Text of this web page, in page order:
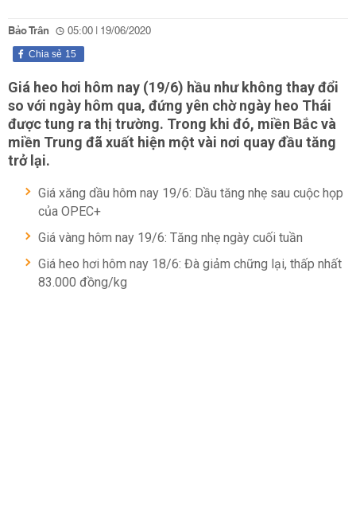
Bảo Trân 05:00 | 19/06/2020
15
Chia sẻ
Giá heo hơi hôm nay (19/6) hầu như không thay đổi
so với ngày hôm qua, đứng yên chờ ngày heo Thái
được tung ra thị trường. Trong khi đó, miền Bắc và
miền Trung đã xuất hiện một vài nơi quay đầu tăng
trở lại.
Giá xăng dầu hôm nay 19/6: Dầu tăng nhẹ sau cuộc họp
của OPEC+
Giá vàng hôm nay 19/6: Tăng nhẹ ngày cuối tuần
Giá heo hơi hôm nay 18/6: Đà giảm chững lại, thấp nhất
83.000 đồng/kg